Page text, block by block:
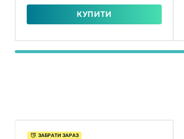
КУПИТИ
ЗАБРАТИ ЗАРАЗ